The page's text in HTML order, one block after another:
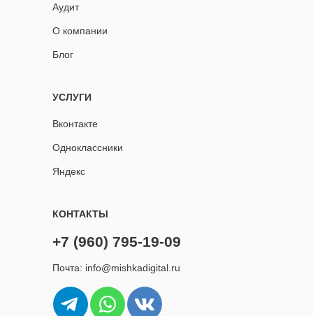
УСЛУГИ
Вконтакте
Одноклассники
Почта: info@mishkadigital.ru
Яндекс
Аудит
О компании
Блог
КОНТАКТЫ
+7 (960) 795-19-09